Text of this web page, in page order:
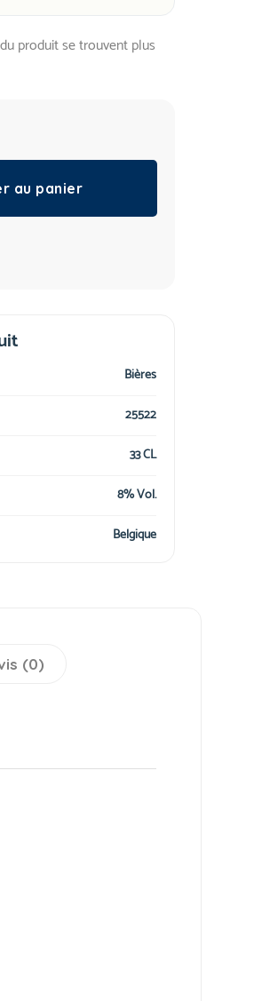
produit se trouvent plus
au panier
Bières
25522
33 CL
8% Vol.
Belgique
(0)